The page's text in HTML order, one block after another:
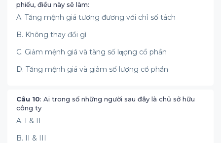
phiếu, điều này sẽ làm:
A. Tăng mệnh giá tương đương với chỉ số tách
B. Không thay đổi gì
C. Giảm mệnh giá và tăng số lƣợng cổ phần
D. Tăng mệnh giá và giảm số lượng cổ phần
Câu 10: Ai trong số những người sau đây là chủ sở hữu
công ty
A. I & II
B. II & III